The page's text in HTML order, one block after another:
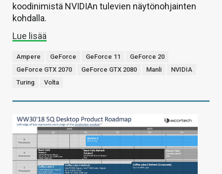
koodinimistä NVIDIAn tulevien näytönohjainten
kohdalla.
Lue lisää
Ampere GeForce GeForce 11
GeForce 20
GeForce GTX 2070
GeForce GTX 2080 Manli
NVIDIA
Turing
Volta